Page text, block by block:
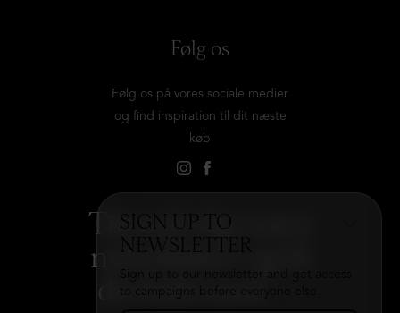
SIGN UP TO
Følg os
Følg os på vores sociale medier
og find inspiration til dit næste
køb
Tilmeld dig vores
nyhedsbrev og få